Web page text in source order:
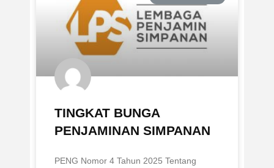
TINGKAT BUNGA
PENJAMINAN SIMPANAN
PENG Nomor 4 Tahun 2025 Tentang